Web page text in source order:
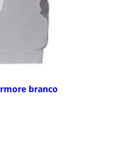
branco